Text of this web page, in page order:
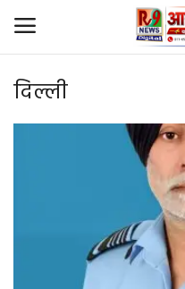
दिल्ली